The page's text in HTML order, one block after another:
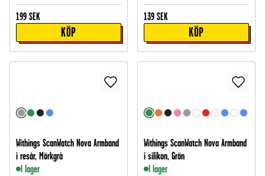
199 SEK
KÖP
139 SEK
KÖP
Withings ScanWatch Nova Armband
i resår, Mörkgrå
I lager
Withings ScanWatch Nova Armband
i silikon, Grön
I lager